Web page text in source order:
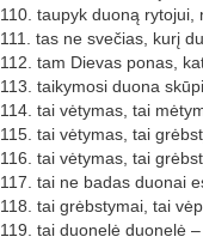
110. taupyk duoną rytojui,
111. tas ne svečias, kurį
112. tam Dievas ponas,
113. taikymosi duona skūpi
114. tai vėtymas, tai
115. tai vėtymas, tai
116. tai vėtymas, tai
117. tai ne badas duonai
118. tai grėbstymai, tai
119. tai duonelė duonelė